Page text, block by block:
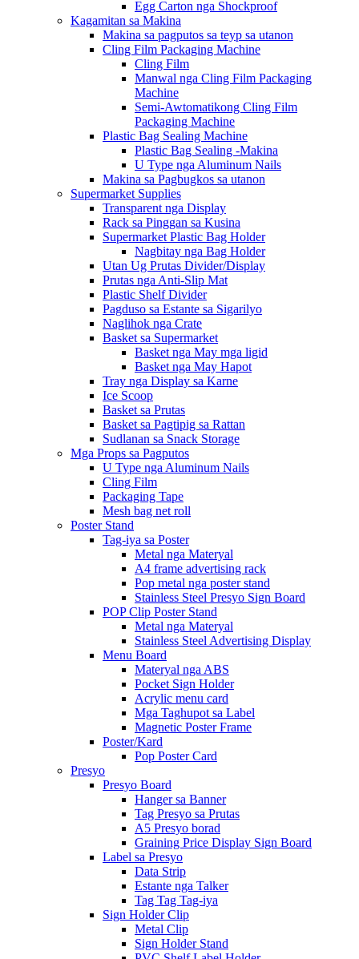
Egg Carton nga Shockproof
Kagamitan sa Makina
Makina sa pagputos sa teyp sa utanon
Cling Film Packaging Machine
Cling Film
Manwal nga Cling Film Packaging
Machine
Semi-Awtomatikong Cling Film
Packaging Machine
Plastic Bag Sealing Machine
Plastic Bag Sealing -Makina
U Type nga Aluminum Nails
Makina sa Pagbugkos sa utanon
Supermarket Supplies
Transparent nga Display
Rack sa Pinggan sa Kusina
Supermarket Plastic Bag Holder
Nagbitay nga Bag Holder
Utan Ug Prutas Divider/Display
Prutas nga Anti-Slip Mat
Plastic Shelf Divider
Pagduso sa Estante sa Sigarilyo
Naglihok nga Crate
Basket sa Supermarket
Basket nga May mga ligid
Basket nga May Hapot
Tray nga Display sa Karne
Ice Scoop
Basket sa Prutas
Basket sa Pagtipig sa Rattan
Sudlanan sa Snack Storage
Mga Props sa Pagputos
U Type nga Aluminum Nails
Cling Film
Packaging Tape
Mesh bag net roll
Poster Stand
Tag-iya sa Poster
Metal nga Materyal
A4 frame advertising rack
Pop metal nga poster stand
Stainless Steel Presyo Sign Board
POP Clip Poster Stand
Metal nga Materyal
Stainless Steel Advertising Display
Menu Board
Materyal nga ABS
Pocket Sign Holder
Acrylic menu card
Mga Taghupot sa Label
Magnetic Poster Frame
Poster/Kard
Pop Poster Card
Presyo
Presyo Board
Hanger sa Banner
Tag Presyo sa Prutas
A5 Presyo borad
Graining Price Display Sign Board
Label sa Presyo
Data Strip
Estante nga Talker
Tag Tag Tag-iya
Sign Holder Clip
Metal Clip
Sign Holder Stand